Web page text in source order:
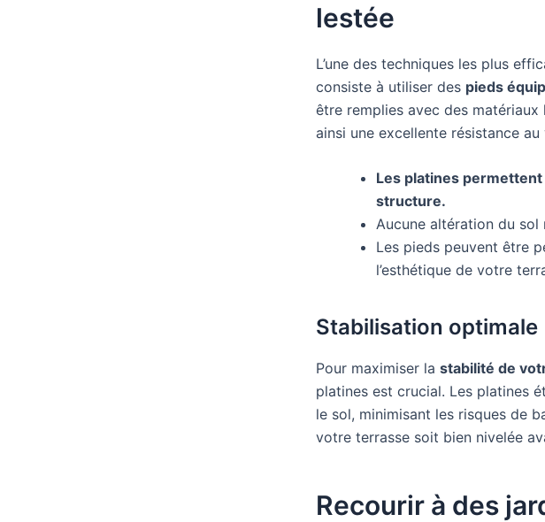
lestée
L’une des techniques les plus
consiste à utiliser des pieds
être remplies avec des
ainsi une excellente résistance
Les platines
structure.
Aucune altération du sol
Les pieds peuvent être
l’esthétique de votre
Stabilisation optimale
Pour maximiser la stabilité de
platines est crucial. Les platines
le sol, minimisant les risques de
votre terrasse soit bien nivelée
Recourir à des